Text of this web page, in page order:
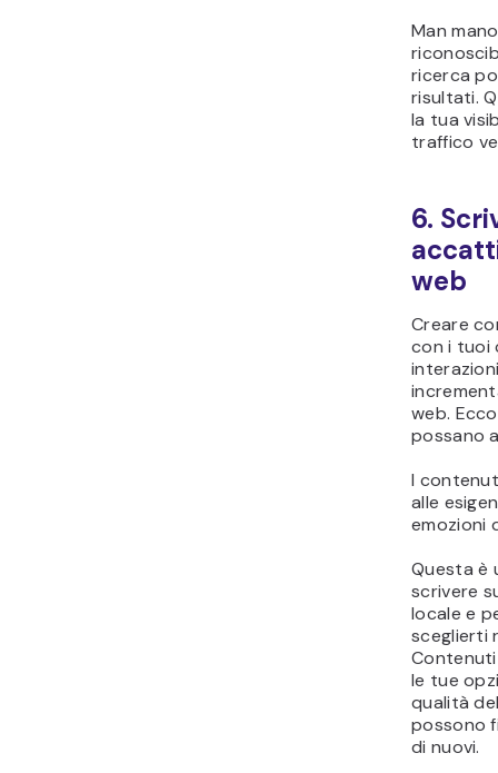
Man
ricerca
risultati.
la tua
traffico
6.
web
Creare
con i tuoi
web.
possano
I
alle
emozioni
Questa è
scrivere
locale e
sceglierti
le tue
qualità
possono
di nuovi.